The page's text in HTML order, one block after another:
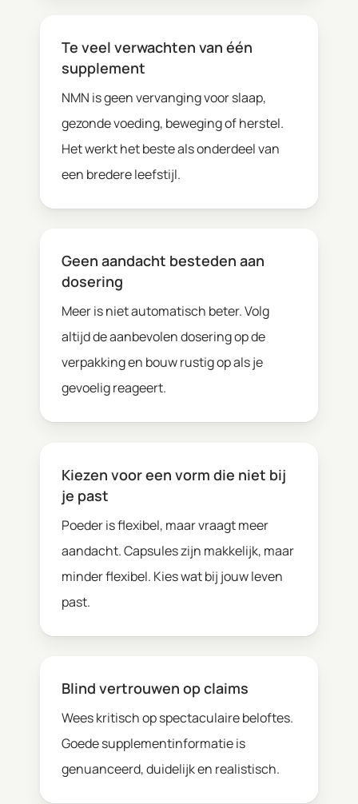
Te veel verwachten van één
supplement
NMN is geen vervanging voor slaap,
gezonde voeding, beweging of herstel.
Het werkt het beste als onderdeel van
een bredere leefstijl.
Geen aandacht besteden aan
dosering
Meer is niet automatisch beter. Volg
altijd de aanbevolen dosering op de
verpakking en bouw rustig op als je
gevoelig reageert.
Kiezen voor een vorm die niet bij
je past
Poeder is flexibel, maar vraagt meer
aandacht. Capsules zijn makkelijk, maar
minder flexibel. Kies wat bij jouw leven
past.
Blind vertrouwen op claims
Wees kritisch op spectaculaire beloftes.
Goede supplementinformatie is
genuanceerd, duidelijk en realistisch.